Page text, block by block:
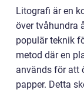
Litografi är en
över tvåhundra
populär teknik
metod där en
används för att
papper. Detta